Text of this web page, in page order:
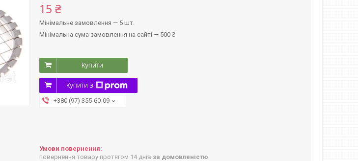
15 ₴
Мінімальне замовлення — 5 шт.
Мінімальна сума замовлення на сайті — 500 ₴
Купити
Купити з
+380 (97) 355-60-09
повернення товару протягом 14 днів за домовленістю